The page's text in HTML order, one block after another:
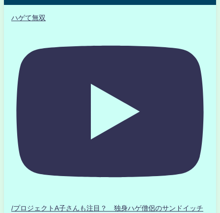
ハゲて無双
/プロジェクトA子さんも注目？ 独身ハゲ僧侶のサンドイッチ